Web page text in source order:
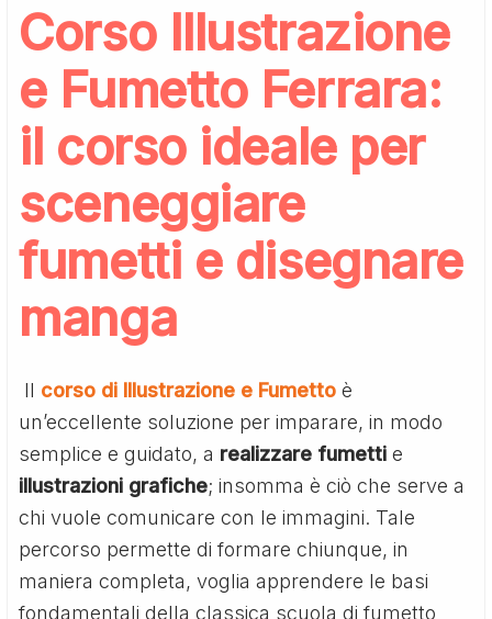
Corso Illustrazione
e Fumetto Ferrara:
il corso ideale per
sceneggiare
fumetti e disegnare
manga
Il corso di Illustrazione e Fumetto è
un’eccellente soluzione per imparare, in modo
semplice e guidato, a realizzare fumetti e
illustrazioni grafiche; insomma è ciò che serve a
chi vuole comunicare con le immagini. Tale
percorso permette di formare chiunque, in
maniera completa, voglia apprendere le basi
fondamentali della classica scuola di fumetto